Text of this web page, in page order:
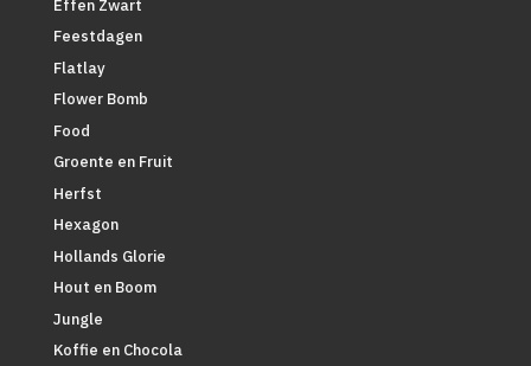
Effen Zwart
Feestdagen
Flatlay
Flower Bomb
Food
Groente en Fruit
Herfst
Hexagon
Hollands Glorie
Hout en Boom
Jungle
Koffie en Chocola